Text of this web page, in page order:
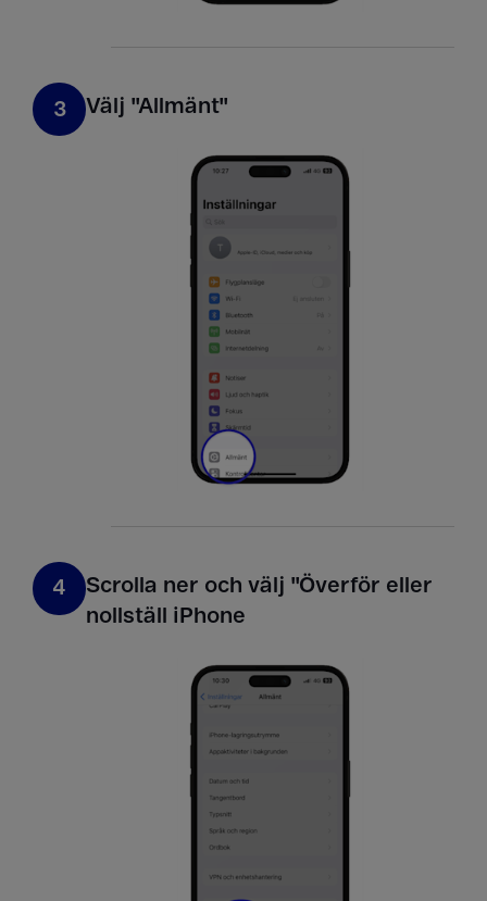
3 Välj "Allmänt​"
4
Scrolla ner och välj "Överför eller
nollställ iPhone